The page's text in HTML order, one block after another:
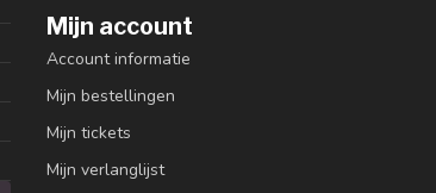
Mijn account
Account informatie
Mijn bestellingen
Mijn tickets
Mijn verlanglijst